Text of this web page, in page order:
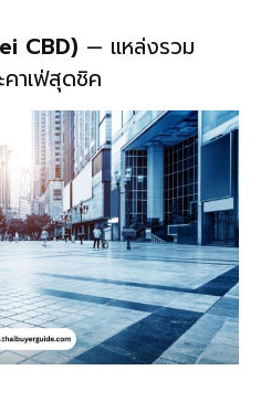
CBD) — แหล่งรวม
คาเฟ่สุดชิค